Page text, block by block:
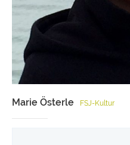
Marie Österle FSJ-Kultur